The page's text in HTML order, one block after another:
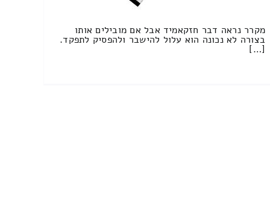
מקרר נראה דבר חזקאמיד אבל אם מובילים אותו
בצורה לא נכונה הוא עלול להישבר ולהפסיק לתפקד.
[…]